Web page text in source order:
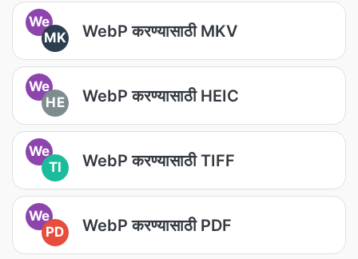
We
MK
WebP करण्यासाठी MKV
We
HE
WebP करण्यासाठी HEIC
We
TI
WebP करण्यासाठी TIFF
We
PD
WebP करण्यासाठी PDF